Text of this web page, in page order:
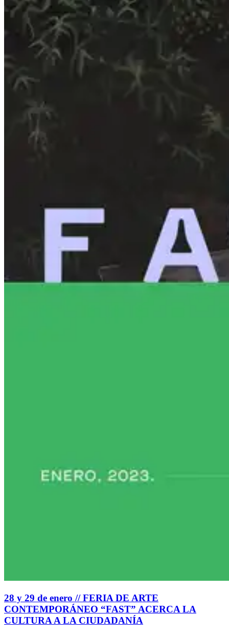
28 y 29 de enero // FERIA DE ARTE
CONTEMPORÁNEO “FAST” ACERCA LA
CULTURA A LA CIUDADANÍA